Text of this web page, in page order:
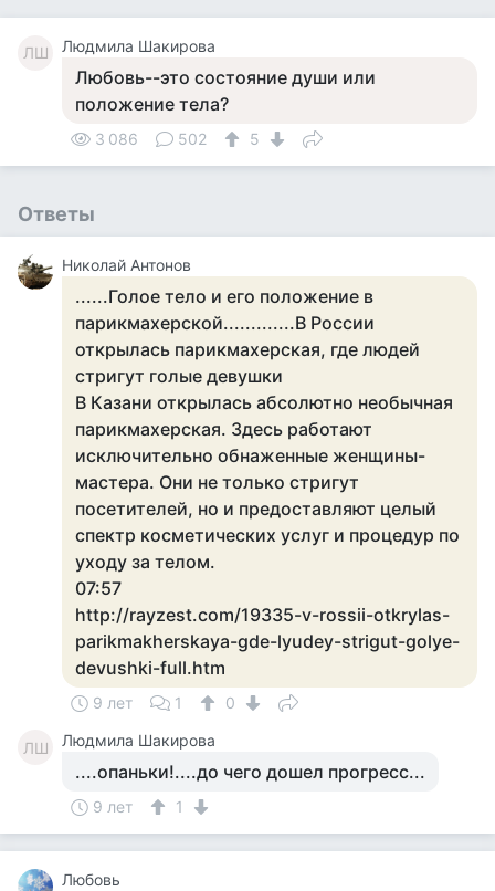
ЛШ Людмила Шакирова
Любовь--это состояние души или
положение тела?
3 086 502 5
Ответы
Николай Антонов
......Голое тело и его положение в
парикмахерской.............В России
открылась парикмахерская, где людей
стригут голые девушки
В Казани открылась абсолютно необычная
парикмахерская. Здесь работают
исключительно обнаженные женщины-
мастера. Они не только стригут
посетителей, но и предоставляют целый
спектр косметических услуг и процедур по
уходу за телом.
07:57
http://rayzest.com/19335-v-rossii-otkrylas-
parikmakherskaya-gde-lyudey-strigut-golye-
devushki-full.htm
9 лет 1 0
ЛШ Людмила Шакирова
....опаньки!....до чего дошел прогресс...
9 лет 1
Любовь